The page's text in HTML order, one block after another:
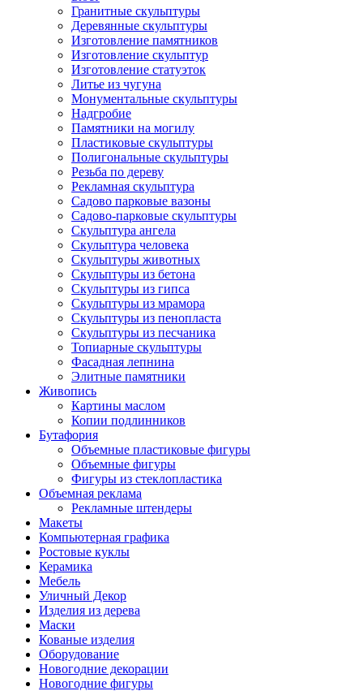
Гранитные скульптуры
Деревянные скульптуры
Изготовление памятников
Изготовление скульптур
Изготовление статуэток
Литье из чугуна
Монументальные скульптуры
Надгробие
Памятники на могилу
Пластиковые скульптуры
Полигональные скульптуры
Резьба по дереву
Рекламная скульптура
Садово парковые вазоны
Садово-парковые скульптуры
Скульптура ангела
Скульптура человека
Скульптуры животных
Скульптуры из бетона
Скульптуры из гипса
Скульптуры из мрамора
Скульптуры из пенопласта
Скульптуры из песчаника
Топиарные скульптуры
Фасадная лепнина
Элитные памятники
Живопись
Картины маслом
Копии подлинников
Бутафория
Объемные пластиковые фигуры
Объемные фигуры
Фигуры из стеклопластика
Объемная реклама
Рекламные штендеры
Макеты
Компьютерная графика
Ростовые куклы
Керамика
Мебель
Уличный Декор
Изделия из дерева
Маски
Кованые изделия
Оборудование
Новогодние декорации
Новогодние фигуры